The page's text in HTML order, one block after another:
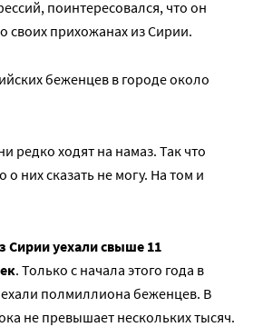
поинтересовался, что он
своих прихожанах из Сирии.
беженцев в городе около
редко ходят на намаз. Так что
о них сказать не могу. На том и
Сирии уехали свыше 11
. Только с начала этого года в
полмиллиона беженцев. В
не превышает нескольких тысяч.